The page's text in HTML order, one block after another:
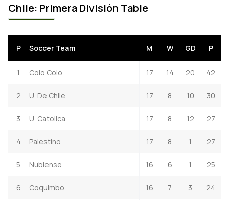
Chile: Primera División Table
P Soccer Team M W GD P
1 Colo Colo 17 14 20 42
2 U. De Chile 17 8 10 30
3 U. Catolica 17 8 12 27
4 Palestino 17 8 1 27
5 Nublense 16 6 1 25
6 Coquimbo 16 7 3 24